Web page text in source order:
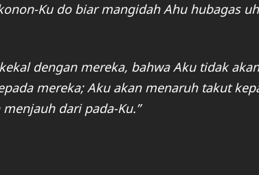
Ku do biar mangidah Ahu hubagas
dengan mereka, bahwa Aku tidak
mereka; Aku akan menaruh takut
dari pada-Ku.”